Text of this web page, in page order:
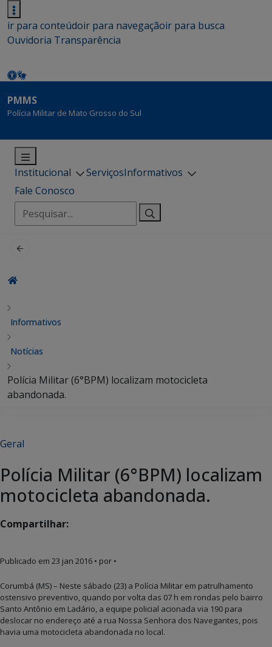
ir para conteúdoir para navegaçãoir para busca
Ouvidoria Transparência
PMMS
Polícia Militar de Mato Grosso do Sul
Institucional ServiçosInformativos
Fale Conosco
Pesquisar
por:
Informativos
Notícias
Polícia Militar (6°BPM) localizam motocicleta
abandonada.
Geral
Polícia Militar (6°BPM) localizam
motocicleta abandonada.
Compartilhar:
Publicado em 23 jan 2016 • por •
Corumbá (MS) – Neste sábado (23) a Polícia Militar em patrulhamento
ostensivo preventivo, quando por volta das 07 h em rondas pelo bairro
Santo Antônio em Ladário, a equipe policial acionada via 190 para
deslocar no endereço até a rua Nossa Senhora dos Navegantes, pois
havia uma motocicleta abandonada no local.